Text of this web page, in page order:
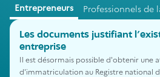
Entrepreneurs Professionnels de
Les documents justifiant
entreprise
Il est désormais possible d'obtenir une
d'immatriculation au Registre national